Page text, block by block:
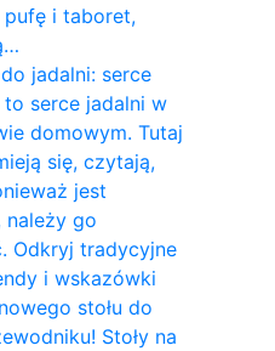
i taboret,
do jadalni: serce
to serce jadalni w
domowym. Tutaj
się, czytają,
jest
należy go
Odkryj tradycyjne
i wskazówki
stołu do
Stoły na